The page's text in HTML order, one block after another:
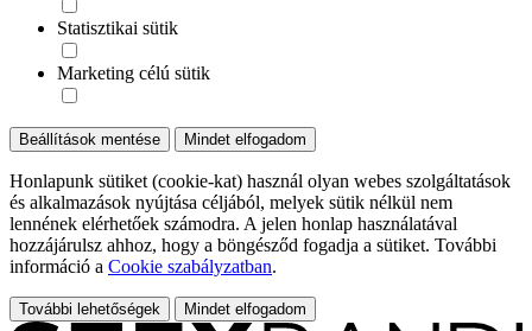
Statisztikai sütik
Marketing célú sütik
Beállítások mentése Mindet elfogadom
Honlapunk sütiket (cookie-kat) használ olyan webes szolgáltatások
és alkalmazások nyújtása céljából, melyek sütik nélkül nem
lennének elérhetőek számodra. A jelen honlap használatával
hozzájárulsz ahhoz, hogy a böngésződ fogadja a sütiket. További
információ a Cookie szabályzatban.
További lehetőségek Mindet elfogadom